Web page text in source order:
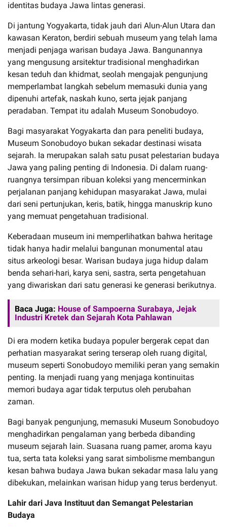
identitas budaya Jawa lintas generasi.
Di jantung Yogyakarta, tidak jauh dari Alun-Alun Utara dan
kawasan Keraton, berdiri sebuah museum yang telah lama
menjadi penjaga warisan budaya Jawa. Bangunannya
yang mengusung arsitektur tradisional menghadirkan
kesan teduh dan khidmat, seolah mengajak pengunjung
memperlambat langkah sebelum memasuki dunia yang
dipenuhi artefak, naskah kuno, serta jejak panjang
peradaban. Tempat itu adalah Museum Sonobudoyo.
Bagi masyarakat Yogyakarta dan para peneliti budaya,
Museum Sonobudoyo bukan sekadar destinasi wisata
sejarah. Ia merupakan salah satu pusat pelestarian budaya
Jawa yang paling penting di Indonesia. Di dalam ruang-
ruangnya tersimpan ribuan koleksi yang mencerminkan
perjalanan panjang kehidupan masyarakat Jawa, mulai
dari seni pertunjukan, keris, batik, hingga manuskrip kuno
yang memuat pengetahuan tradisional.
Keberadaan museum ini memperlihatkan bahwa heritage
tidak hanya hadir melalui bangunan monumental atau
situs arkeologi besar. Warisan budaya juga hidup dalam
benda sehari-hari, karya seni, sastra, serta pengetahuan
yang diwariskan dari satu generasi ke generasi berikutnya.
Baca Juga: House of Sampoerna Surabaya, Jejak
Industri Kretek dan Sejarah Kota Pahlawan
Di era modern ketika budaya populer bergerak cepat dan
perhatian masyarakat sering terserap oleh ruang digital,
museum seperti Sonobudoyo memiliki peran yang semakin
penting. Ia menjadi ruang yang menjaga kontinuitas
memori budaya agar tidak terputus oleh perubahan
zaman.
Bagi banyak pengunjung, memasuki Museum Sonobudoyo
menghadirkan pengalaman yang berbeda dibanding
museum sejarah lain. Suasana ruang pamer, aroma kayu
tua, serta tata koleksi yang sarat simbolisme membangun
kesan bahwa budaya Jawa bukan sekadar masa lalu yang
dibekukan, melainkan warisan hidup yang terus berdenyut.
Lahir dari Java Instituut dan Semangat Pelestarian
Budaya